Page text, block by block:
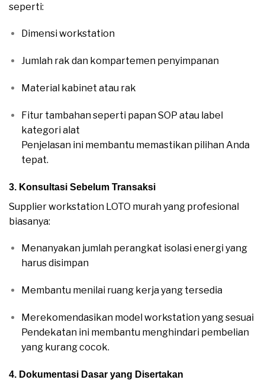
seperti:
Dimensi workstation
Jumlah rak dan kompartemen penyimpanan
Material kabinet atau rak
Fitur tambahan seperti papan SOP atau label
kategori alat
Penjelasan ini membantu memastikan pilihan Anda
tepat.
3. Konsultasi Sebelum Transaksi
Supplier workstation LOTO murah yang profesional
biasanya:
Menanyakan jumlah perangkat isolasi energi yang
harus disimpan
Membantu menilai ruang kerja yang tersedia
Merekomendasikan model workstation yang sesuai
Pendekatan ini membantu menghindari pembelian
yang kurang cocok.
4. Dokumentasi Dasar yang Disertakan